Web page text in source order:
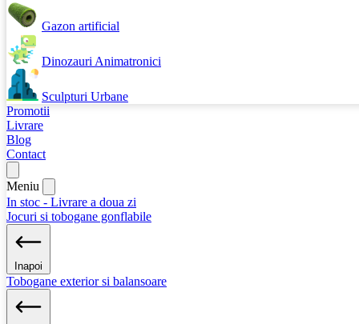
Gazon artificial
Dinozauri Animatronici
Sculpturi Urbane
Promotii
Livrare
Blog
Contact
Meniu
In stoc - Livrare a doua zi
Jocuri si tobogane gonflabile
Inapoi
Tobogane exterior si balansoare